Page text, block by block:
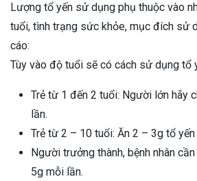
Lượng tổ yến sử dụng phụ thuộc vào
tuổi, tình trạng sức khỏe, mục đích sử
cáo:
Tùy vào độ tuổi sẽ có cách sử dụng tổ
Trẻ từ 1 đến 2 tuổi: Người lớn hãy
lần.
Trẻ từ 2 – 10 tuổi: Ăn 2 – 3g tổ
Người trưởng thành, bệnh nhân
5g mỗi lần.